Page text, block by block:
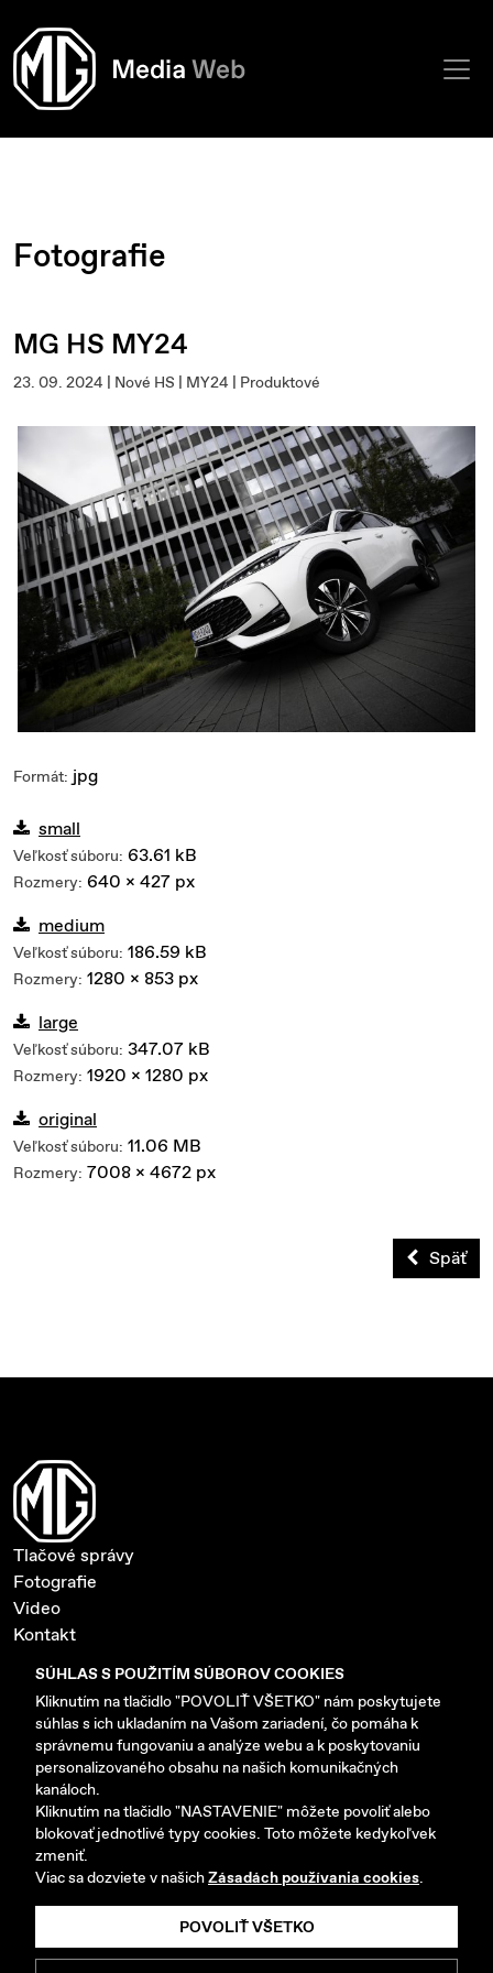
Fotografie
MG HS MY24
23. 09. 2024 | Nové HS | MY24 | Produktové
Formát: jpg
small
Veľkosť súboru: 63.61 kB
Rozmery: 640 x 427 px
medium
Veľkosť súboru: 186.59 kB
Rozmery: 1280 x 853 px
large
Veľkosť súboru: 347.07 kB
Rozmery: 1920 x 1280 px
original
Veľkosť súboru: 11.06 MB
Rozmery: 7008 x 4672 px
Späť
Tlačové správy
Fotografie
Video
Kontakt
Ochrana súkromia a cookies
Nastavenie cookies
www.mgmotor-slovakia.sk
Copyright © 2026 AB MOTORS SK s.r.o. Všetky práva
vyhradené.
Picabo.cz, a.s.
SÚHLAS S POUŽITÍM SÚBOROV COOKIES
Kliknutím na tlačidlo "POVOLIŤ VŠETKO" nám poskytujete
súhlas s ich ukladaním na Vašom zariadení, čo pomáha k
správnemu fungovaniu a analýze webu a k poskytovaniu
personalizovaného obsahu na našich komunikačných
kanáloch.
Kliknutím na tlačidlo "NASTAVENIE" môžete povoliť alebo
blokovať jednotlivé typy cookies. Toto môžete kedykoľvek
zmeniť.
Viac sa dozviete v našichZásadách používania cookies.
POVOLIŤ VŠETKO